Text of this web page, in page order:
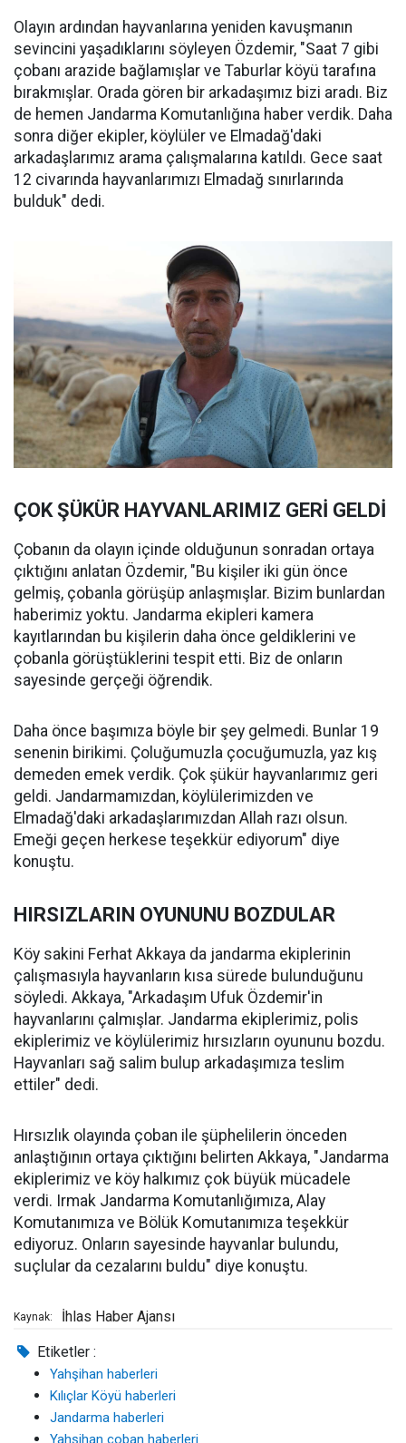
Olayın ardından hayvanlarına yeniden kavuşmanın
sevincini yaşadıklarını söyleyen Özdemir, "Saat 7 gibi
çobanı arazide bağlamışlar ve Taburlar köyü tarafına
bırakmışlar. Orada gören bir arkadaşımız bizi aradı. Biz
de hemen Jandarma Komutanlığına haber verdik. Daha
sonra diğer ekipler, köylüler ve Elmadağ'daki
arkadaşlarımız arama çalışmalarına katıldı. Gece saat
12 civarında hayvanlarımızı Elmadağ sınırlarında
bulduk" dedi.
ÇOK ŞÜKÜR HAYVANLARIMIZ GERİ GELDİ
Çobanın da olayın içinde olduğunun sonradan ortaya
çıktığını anlatan Özdemir, "Bu kişiler iki gün önce
gelmiş, çobanla görüşüp anlaşmışlar. Bizim bunlardan
haberimiz yoktu. Jandarma ekipleri kamera
kayıtlarından bu kişilerin daha önce geldiklerini ve
çobanla görüştüklerini tespit etti. Biz de onların
sayesinde gerçeği öğrendik.
Daha önce başımıza böyle bir şey gelmedi. Bunlar 19
senenin birikimi. Çoluğumuzla çocuğumuzla, yaz kış
demeden emek verdik. Çok şükür hayvanlarımız geri
geldi. Jandarmamızdan, köylülerimizden ve
Elmadağ'daki arkadaşlarımızdan Allah razı olsun.
Emeği geçen herkese teşekkür ediyorum" diye
konuştu.
HIRSIZLARIN OYUNUNU BOZDULAR
Köy sakini Ferhat Akkaya da jandarma ekiplerinin
çalışmasıyla hayvanların kısa sürede bulunduğunu
söyledi. Akkaya, "Arkadaşım Ufuk Özdemir'in
hayvanlarını çalmışlar. Jandarma ekiplerimiz, polis
ekiplerimiz ve köylülerimiz hırsızların oyununu bozdu.
Hayvanları sağ salim bulup arkadaşımıza teslim
ettiler" dedi.
Hırsızlık olayında çoban ile şüphelilerin önceden
anlaştığının ortaya çıktığını belirten Akkaya, "Jandarma
ekiplerimiz ve köy halkımız çok büyük mücadele
verdi. Irmak Jandarma Komutanlığımıza, Alay
Komutanımıza ve Bölük Komutanımıza teşekkür
ediyoruz. Onların sayesinde hayvanlar bulundu,
suçlular da cezalarını buldu" diye konuştu.
Kaynak: İhlas Haber Ajansı
Etiketler :
Yahşihan haberleri
Kılıçlar Köyü haberleri
Jandarma haberleri
Yahşihan çoban haberleri